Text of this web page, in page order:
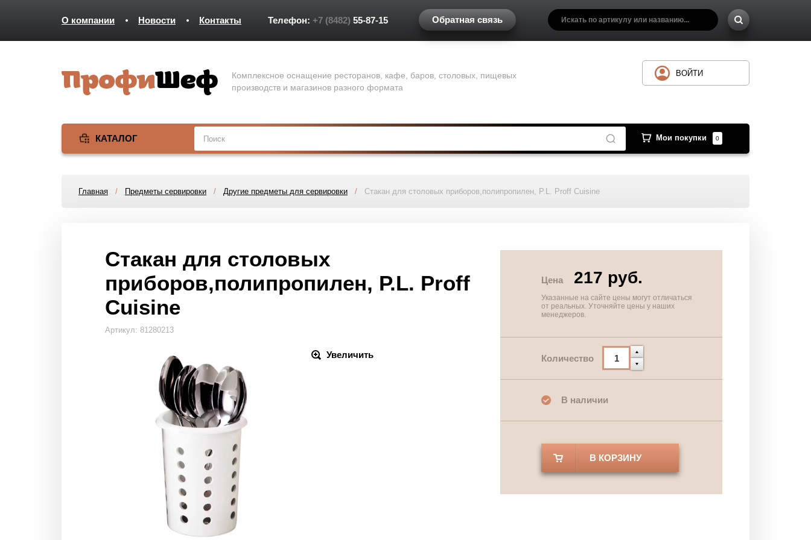
О компании Новости Контакты Телефон: +7 (8482) 55-87-15 Обратная связь
Комплексное оснащение ресторанов, кафе, баров, столовых, пищевых
производств и магазинов разного формата
КАТАЛОГ Мои покупки 0
ВОЙТИ
Главная / Предметы сервировки / Другие предметы для сервировки / Стакан для столовых приборов,полипропилен, P.L. Proff Cuisine
Стакан для столовых
приборов,полипропилен, P.L. Proff
Cuisine
Артикул: 81280213
Увеличить
Цена 217 руб.
Указанные на сайте цены могут отличаться
от реальных. Уточняйте цены у наших
менеджеров.
Количество
В наличии
В КОРЗИНУ